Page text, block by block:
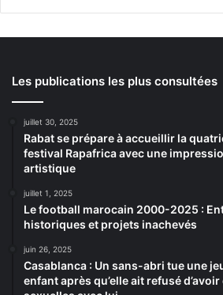
Les publications les plus consultées
juillet 30, 2025
Rabat se prépare à accueillir la
festival Rapafrica avec une
artistique
juillet 1, 2025
Le football marocain 2000-2025 :
historiques et projets inachevés
juin 26, 2025
Casablanca : Un sans-abri tue une
enfant après qu’elle ait refusé